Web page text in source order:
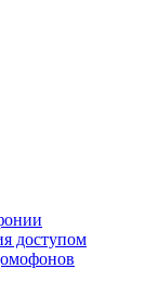
доступом